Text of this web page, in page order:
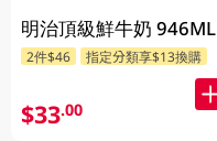
明治頂級鮮牛奶 946ML
2件$46 指定分類享$13換購
$33.00